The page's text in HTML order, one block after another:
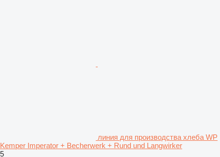
линия для производства хлеба WP
Kemper Imperator + Becherwerk + Rund und Langwirker
5